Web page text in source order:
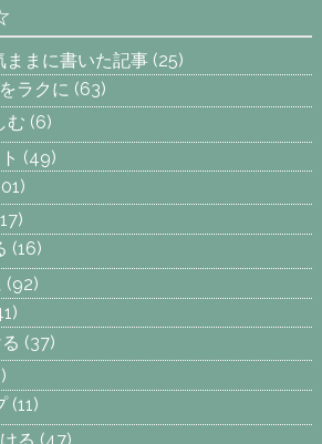
ままに書いた記事 (25)
ラクに (63)
む (6)
(49)
(16)
(92)
(37)
(11)